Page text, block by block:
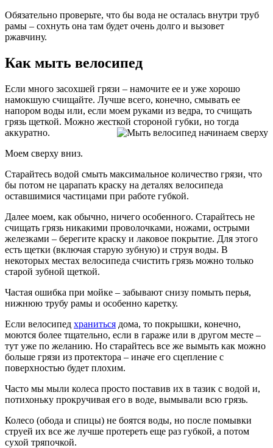
Обязательно проверьте, что бы вода не осталась внутри труб
рамы – сохнуть она там будет очень долго и вызовет
ржавчину.
Как мыть велосипед
Если много засохшей грязи – намочите ее и уже хорошо
намокшую счищайте. Лучше всего, конечно, смывать ее
напором воды или, если моем руками из ведра, то счищать
грязь щеткой. Можно жесткой стороной губки, но тогда
аккуратно.
Моем сверху вниз.
Старайтесь водой смыть максимальное количество грязи, что
бы потом не царапать краску на деталях велосипеда
оставшимися частицами при работе губкой.
Далее моем, как обычно, ничего особенного. Старайтесь не
счищать грязь никакими проволочками, ножами, острыми
железками – берегите краску и лаковое покрытие. Для этого
есть щетки (включая старую зубную) и струя воды. В
некоторых местах велосипеда счистить грязь можно только
старой зубной щеткой.
Частая ошибка при мойке – забывают снизу помыть перья,
нижнюю трубу рамы и особенно каретку.
Если велосипед храниться дома, то покрышки, конечно,
моются более тщательно, если в гараже или в другом месте –
тут уже по желанию. Но старайтесь все же вымыть как можно
больше грязи из протектора – иначе его сцепление с
поверхностью будет плохим.
Часто мы мыли колеса просто поставив их в тазик с водой и,
потихоньку прокручивая его в воде, вымывали всю грязь.
Колесо (обода и спицы) не боятся воды, но после помывки
струей их все же лучше протереть еще раз губкой, а потом
сухой тряпочкой.